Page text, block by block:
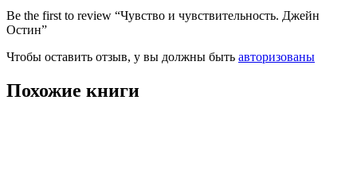
Be the first to review “Чувство и чувствительность. Джейн
Остин”
Чтобы оставить отзыв, у вы должны быть авторизованы
Похожие книги